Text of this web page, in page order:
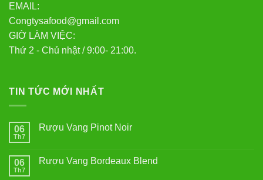
EMAIL:
Congtysafood@gmail.com
GIỜ LÀM VIỆC:
Thứ 2 - Chủ nhật / 9:00- 21:00.
TIN TỨC MỚI NHẤT
06
Th7
Rượu Vang Pinot Noir
luận
06
Th7
Rượu Vang Bordeaux Blend